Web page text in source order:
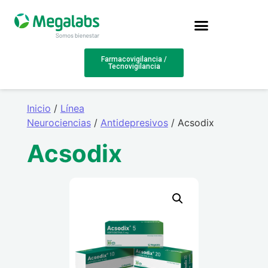
Farmacovigilancia /
Tecnovigilancia
Inicio / Línea
Neurociencias/ Antidepresivos/ Acsodix
Acsodix